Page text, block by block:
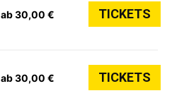
ab 30,00 € TICKETS
ab 30,00 € TICKETS